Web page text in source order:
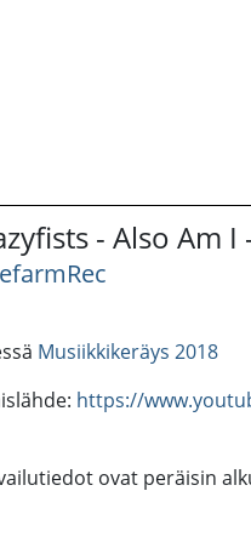
- Also Am I
Musiikkikeräys 2018
https://
ovat peräisin